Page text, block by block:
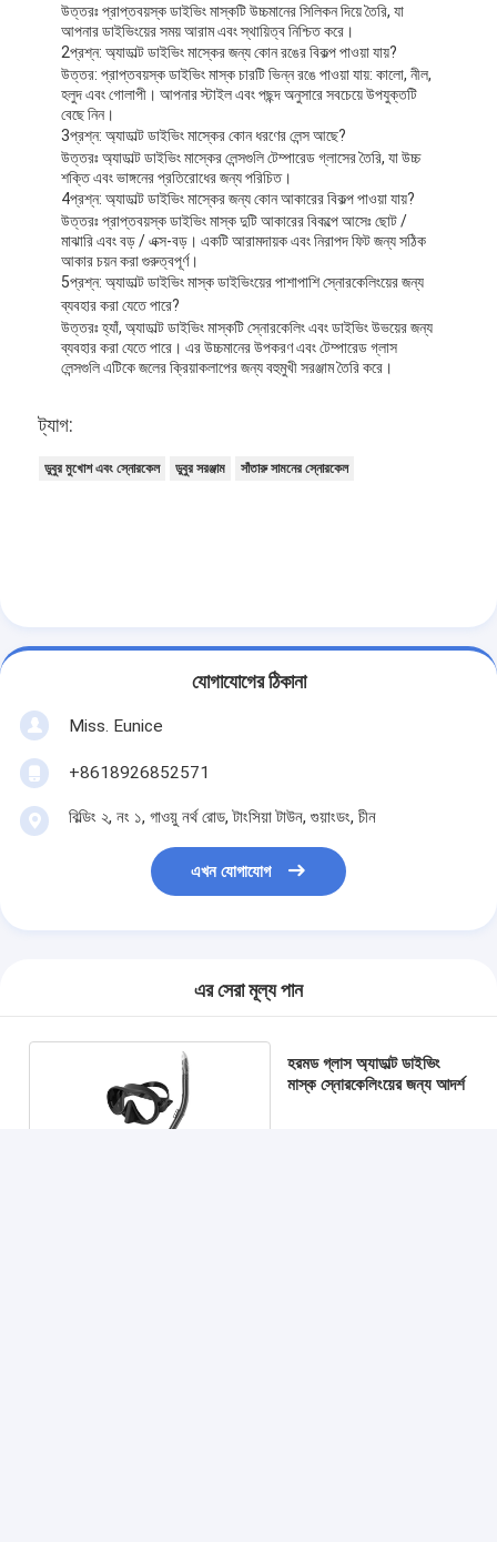
উত্তরঃ প্রাপ্তবয়স্ক ডাইভিং মাস্কটি উচ্চমানের সিলিকন দিয়ে তৈরি, যা
আপনার ডাইভিংয়ের সময় আরাম এবং স্থায়িত্ব নিশ্চিত করে।
2প্রশ্ন: অ্যাডাল্ট ডাইভিং মাস্কের জন্য কোন রঙের বিকল্প পাওয়া যায়?
উত্তর: প্রাপ্তবয়স্ক ডাইভিং মাস্ক চারটি ভিন্ন রঙে পাওয়া যায়: কালো, নীল,
হলুদ এবং গোলাপী। আপনার স্টাইল এবং পছন্দ অনুসারে সবচেয়ে উপযুক্তটি
বেছে নিন।
3প্রশ্ন: অ্যাডাল্ট ডাইভিং মাস্কের কোন ধরণের লেন্স আছে?
উত্তরঃ অ্যাডাল্ট ডাইভিং মাস্কের লেন্সগুলি টেম্পারেড গ্লাসের তৈরি, যা উচ্চ
শক্তি এবং ভাঙ্গনের প্রতিরোধের জন্য পরিচিত।
4প্রশ্ন: অ্যাডাল্ট ডাইভিং মাস্কের জন্য কোন আকারের বিকল্প পাওয়া যায়?
উত্তরঃ প্রাপ্তবয়স্ক ডাইভিং মাস্ক দুটি আকারের বিকল্পে আসেঃ ছোট /
মাঝারি এবং বড় / এক্স-বড়। একটি আরামদায়ক এবং নিরাপদ ফিট জন্য সঠিক
আকার চয়ন করা গুরুত্বপূর্ণ।
5প্রশ্ন: অ্যাডাল্ট ডাইভিং মাস্ক ডাইভিংয়ের পাশাপাশি স্নোরকেলিংয়ের জন্য
ব্যবহার করা যেতে পারে?
উত্তরঃ হ্যাঁ, অ্যাডাল্ট ডাইভিং মাস্কটি স্নোরকেলিং এবং ডাইভিং উভয়ের জন্য
ব্যবহার করা যেতে পারে। এর উচ্চমানের উপকরণ এবং টেম্পারেড গ্লাস
লেন্সগুলি এটিকে জলের ক্রিয়াকলাপের জন্য বহুমুখী সরঞ্জাম তৈরি করে।
ট্যাগ:
ডুবুর মুখোশ এবং স্নোরকেল ডুবুর সরঞ্জাম সাঁতারু সামনের স্নোরকেল
যোগাযোগের ঠিকানা
Miss. Eunice
+8618926852571
বিল্ডিং ২, নং ১, গাওয়ু নর্থ রোড, টাংসিয়া টাউন, গুয়াংডং, চীন
এখন যোগাযোগ
এর সেরা মূল্য পান
হরমড গ্লাস অ্যাডাল্ট ডাইভিং
মাস্ক স্নোরকেলিংয়ের জন্য আদর্শ